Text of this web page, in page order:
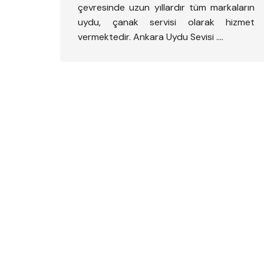
çevresinde uzun yıllardır tüm markaların
uydu, çanak servisi olarak hizmet
vermektedir. Ankara Uydu Sevisi ….